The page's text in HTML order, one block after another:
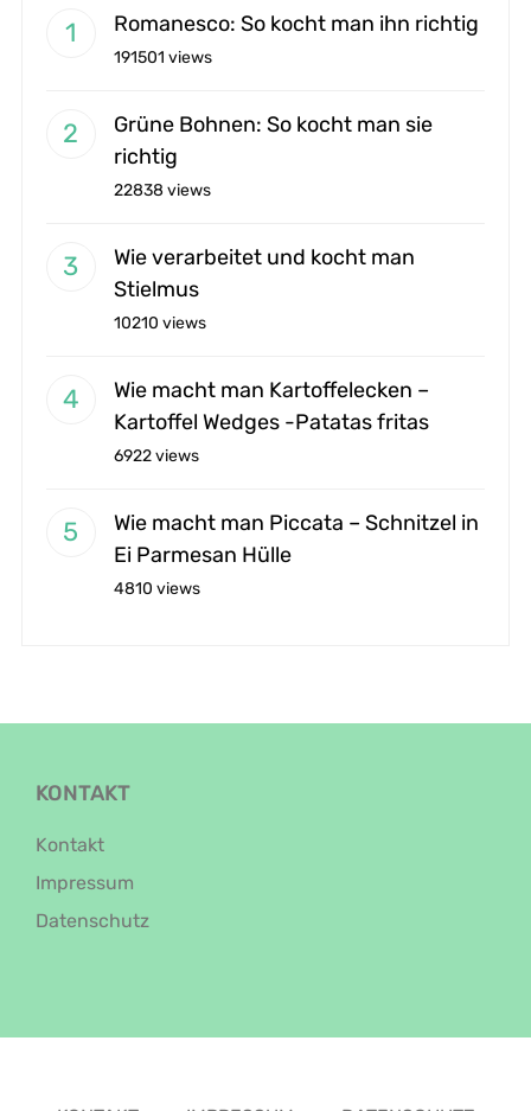
Romanesco: So kocht man ihn richtig
191501 views
Grüne Bohnen: So kocht man sie
richtig
22838 views
Wie verarbeitet und kocht man
Stielmus
10210 views
Wie macht man Kartoffelecken –
Kartoffel Wedges -Patatas fritas
6922 views
Wie macht man Piccata – Schnitzel in
Ei Parmesan Hülle
4810 views
KONTAKT
Kontakt
Impressum
Datenschutz